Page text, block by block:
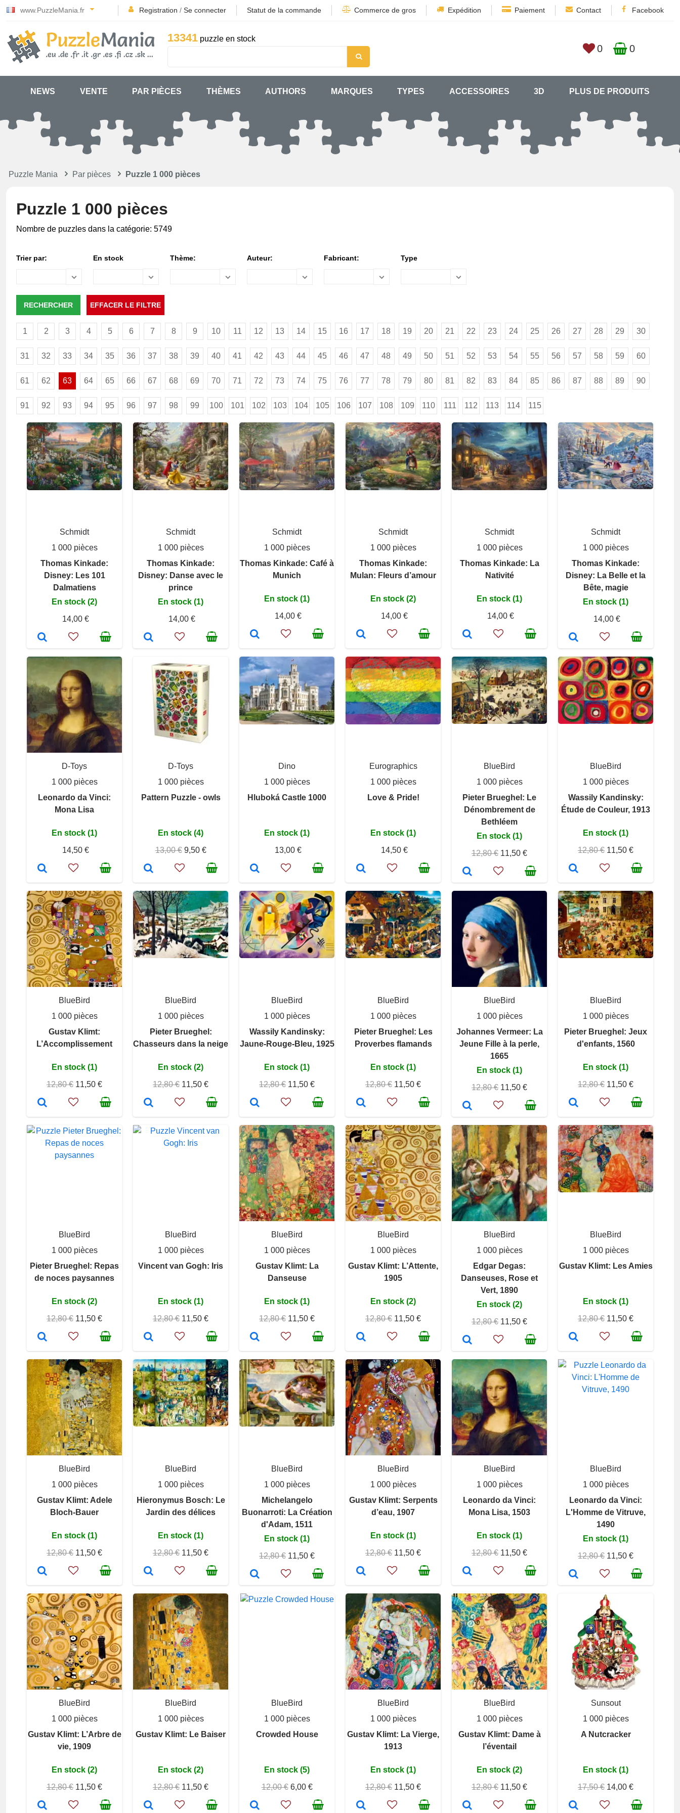
www.PuzzleMania.fr Registration / Se connecter Statut de la commande Commerce de gros Expédition Paiement Contact Facebook
13341 puzzle en stock
0 0
NEWS VENTE PAR PIÈCES THÈMES AUTHORS MARQUES TYPES ACCESSOIRES 3D PLUS DE PRODUITS
Puzzle Mania Par pièces Puzzle 1 000 pièces
Puzzle 1 000 pièces
Nombre de puzzles dans la catégorie: 5749
Trier par: En stock Thème: Auteur: Fabricant: Type
1 2 3 4 5 6 7 8 9 10 11 12 13 14 15 16 17 18 19 20 21 22 23 24 25 26 27 28 29 30
31 32 33 34 35 36 37 38 39 40 41 42 43 44 45 46 47 48 49 50 51 52 53 54 55 56 57 58 59 60
61 62 63 64 65 66 67 68 69 70 71 72 73 74 75 76 77 78 79 80 81 82 83 84 85 86 87 88 89 90
91 92 93 94 95 96 97 98 99 100 101 102 103 104 105 106 107 108 109 110 111 112 113 114 115
Schmidt
1 000 pièces
Thomas Kinkade:
Disney: Les 101
Dalmatiens
En stock (2)
14,00 €
Schmidt
1 000 pièces
Thomas Kinkade:
Disney: Danse avec le
prince
En stock (1)
14,00 €
Schmidt
1 000 pièces
Thomas Kinkade: Café à
Munich
En stock (1)
14,00 €
Schmidt
1 000 pièces
Thomas Kinkade:
Mulan: Fleurs d’amour
En stock (2)
14,00 €
Schmidt
1 000 pièces
Thomas Kinkade: La
Nativité
En stock (1)
14,00 €
Schmidt
1 000 pièces
Thomas Kinkade:
Disney: La Belle et la
Bête, magie
En stock (1)
14,00 €
D-Toys
1 000 pièces
Leonardo da Vinci:
Mona Lisa
En stock (1)
14,50 €
D-Toys
1 000 pièces
Pattern Puzzle - owls
En stock (4)
13,00 € 9,50 €
Dino
1 000 pièces
Hluboká Castle 1000
En stock (1)
13,00 €
Eurographics
1 000 pièces
Love & Pride!
En stock (1)
14,50 €
BlueBird
1 000 pièces
Pieter Brueghel: Le
Dénombrement de
Bethléem
En stock (1)
12,80 € 11,50 €
BlueBird
1 000 pièces
Wassily Kandinsky:
Étude de Couleur, 1913
En stock (1)
12,80 € 11,50 €
BlueBird
1 000 pièces
Gustav Klimt:
L’Accomplissement
En stock (1)
12,80 € 11,50 €
BlueBird
1 000 pièces
Pieter Brueghel:
Chasseurs dans la neige
En stock (2)
12,80 € 11,50 €
BlueBird
1 000 pièces
Wassily Kandinsky:
Jaune-Rouge-Bleu, 1925
En stock (1)
12,80 € 11,50 €
BlueBird
1 000 pièces
Pieter Brueghel: Les
Proverbes flamands
En stock (1)
12,80 € 11,50 €
BlueBird
1 000 pièces
Johannes Vermeer: La
Jeune Fille à la perle,
1665
En stock (1)
12,80 € 11,50 €
BlueBird
1 000 pièces
Pieter Brueghel: Jeux
d'enfants, 1560
En stock (1)
12,80 € 11,50 €
BlueBird
1 000 pièces
Pieter Brueghel: Repas
de noces paysannes
En stock (2)
12,80 € 11,50 €
BlueBird
1 000 pièces
Vincent van Gogh: Iris
En stock (1)
12,80 € 11,50 €
BlueBird
1 000 pièces
Gustav Klimt: La
Danseuse
En stock (1)
12,80 € 11,50 €
BlueBird
1 000 pièces
Gustav Klimt: L’Attente,
1905
En stock (2)
12,80 € 11,50 €
BlueBird
1 000 pièces
Edgar Degas:
Danseuses, Rose et
Vert, 1890
En stock (2)
12,80 € 11,50 €
BlueBird
1 000 pièces
Gustav Klimt: Les Amies
En stock (1)
12,80 € 11,50 €
BlueBird
1 000 pièces
Gustav Klimt: Adele
Bloch-Bauer
En stock (1)
12,80 € 11,50 €
BlueBird
1 000 pièces
Hieronymus Bosch: Le
Jardin des délices
En stock (1)
12,80 € 11,50 €
BlueBird
1 000 pièces
Michelangelo
Buonarroti: La Création
d'Adam, 1511
En stock (1)
12,80 € 11,50 €
BlueBird
1 000 pièces
Gustav Klimt: Serpents
d’eau, 1907
En stock (1)
12,80 € 11,50 €
BlueBird
1 000 pièces
Leonardo da Vinci:
Mona Lisa, 1503
En stock (1)
12,80 € 11,50 €
BlueBird
1 000 pièces
Leonardo da Vinci:
L'Homme de Vitruve,
1490
En stock (1)
12,80 € 11,50 €
BlueBird
1 000 pièces
Gustav Klimt: L’Arbre de
vie, 1909
En stock (2)
12,80 € 11,50 €
BlueBird
1 000 pièces
Gustav Klimt: Le Baiser
En stock (2)
12,80 € 11,50 €
BlueBird
1 000 pièces
Crowded House
En stock (5)
12,00 € 6,00 €
BlueBird
1 000 pièces
Gustav Klimt: La Vierge,
1913
En stock (1)
12,80 € 11,50 €
BlueBird
1 000 pièces
Gustav Klimt: Dame à
l’éventail
En stock (2)
12,80 € 11,50 €
Sunsout
1 000 pièces
A Nutcracker
En stock (1)
17,50 € 14,00 €